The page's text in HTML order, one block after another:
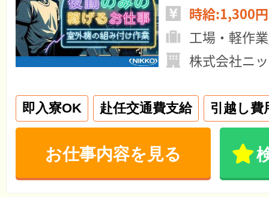
時給:1,300
工場・軽作
株式会社ニ
即入寮OK 赴任交通費支給 引越し費
お仕事内容を見る